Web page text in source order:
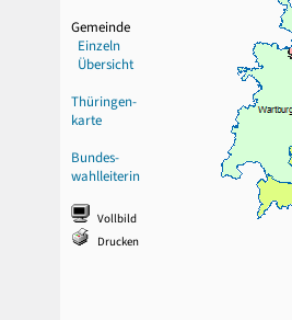
Gemeinde
Einzeln
Übersicht
Thüringen-
karte
Bundes-
wahlleiterin
Vollbild
Drucken